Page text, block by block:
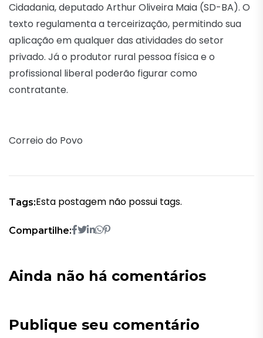
Cidadania, deputado Arthur Oliveira Maia (SD-BA). O
texto regulamenta a terceirização, permitindo sua
aplicação em qualquer das atividades do setor
privado. Já o produtor rural pessoa física e o
profissional liberal poderão figurar como
contratante.
Correio do Povo
Tags:Esta postagem não possui tags.
Compartilhe:
Ainda não há comentários
Publique seu comentário